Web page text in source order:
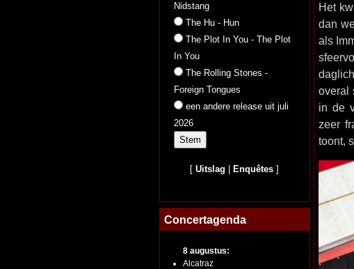
Nidstang
The Hu - Hun
The Plot In You - The Plot
In You
The Rolling Stones -
Foreign Tongues
een andere release uit juli
2026
[Uitslag Enquêtes ]
Concertagenda
8 augustus:
Alcatraz
Het
dan
als
overal
in de
zeer
toont,